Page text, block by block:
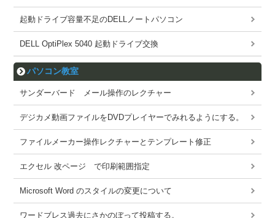
起動ドライブ容量不足のDELLノートパソコン
DELL OptiPlex 5040 起動ドライブ交換
パソコン教室
サンダーバード メール操作のレクチャー
デジカメ動画ファイルをDVDプレイヤーでみれるようにする。
ファイルメーカー操作レクチャーとテンプレート修正
エクセル 改ページ で印刷範囲指定
Microsoft Word のスタイルの変更について
ワードブレス過去にさかのぼって投稿する。